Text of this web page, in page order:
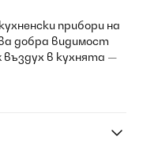
прибори на
добра видимост
въздух в кухнята —